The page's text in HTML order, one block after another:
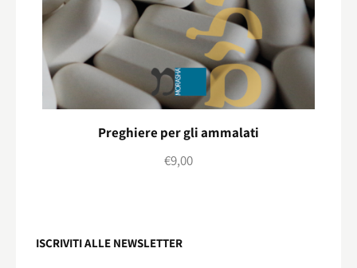
Preghiere per gli ammalati
€9,00
ISCRIVITI ALLE NEWSLETTER